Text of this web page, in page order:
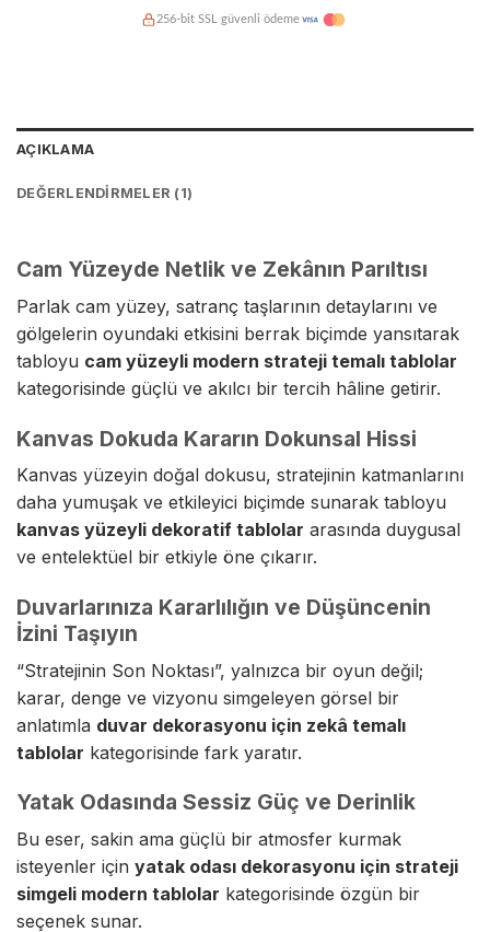
Kredi kartına taksit imkanı256-bit SSL güvenli ödeme
AÇIKLAMA
DEĞERLENDIRMELER (1)
Cam Yüzeyde Netlik ve Zekânın Parıltısı
Parlak cam yüzey, satranç taşlarının detaylarını ve
gölgelerin oyundaki etkisini berrak biçimde yansıtarak
tabloyu cam yüzeyli modern strateji temalı tablolar
kategorisinde güçlü ve akılcı bir tercih hâline getirir.
Kanvas Dokuda Kararın Dokunsal Hissi
Kanvas yüzeyin doğal dokusu, stratejinin katmanlarını
daha yumuşak ve etkileyici biçimde sunarak tabloyu
kanvas yüzeyli dekoratif tablolar arasında duygusal
ve entelektüel bir etkiyle öne çıkarır.
Duvarlarınıza Kararlılığın ve Düşüncenin
İzini Taşıyın
“Stratejinin Son Noktası”, yalnızca bir oyun değil;
karar, denge ve vizyonu simgeleyen görsel bir
anlatımla duvar dekorasyonu için zekâ temalı
tablolar kategorisinde fark yaratır.
Yatak Odasında Sessiz Güç ve Derinlik
Bu eser, sakin ama güçlü bir atmosfer kurmak
isteyenler için yatak odası dekorasyonu için strateji
simgeli modern tablolar kategorisinde özgün bir
seçenek sunar.